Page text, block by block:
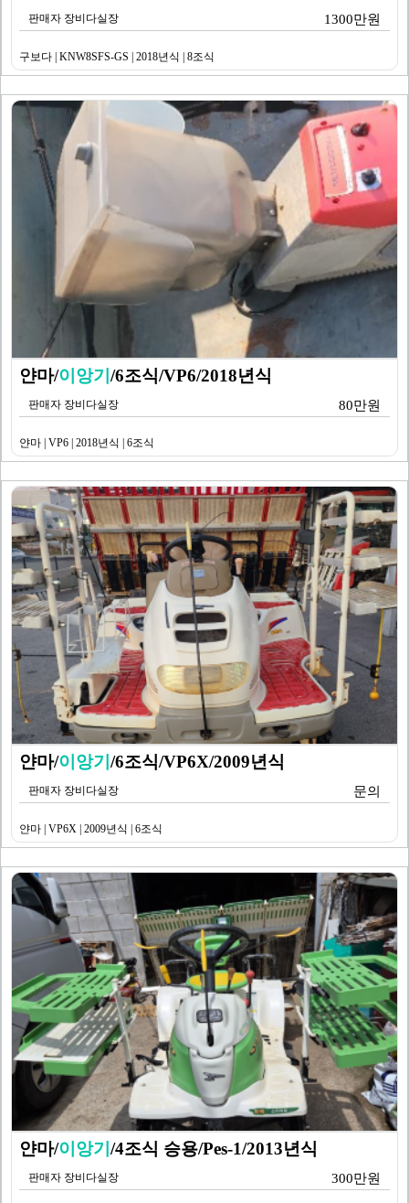
판매자 장비다실장 1300만원
구보다 | KNW8SFS-GS | 2018년식 | 8조식
얀마/이앙기/6조식/VP6/2018년식
판매자 장비다실장 80만원
얀마 | VP6 | 2018년식 | 6조식
얀마/이앙기/6조식/VP6X/2009년식
판매자 장비다실장 문의
얀마 | VP6X | 2009년식 | 6조식
얀마/이앙기/4조식 승용/Pes-1/2013년식
판매자 장비다실장 300만원